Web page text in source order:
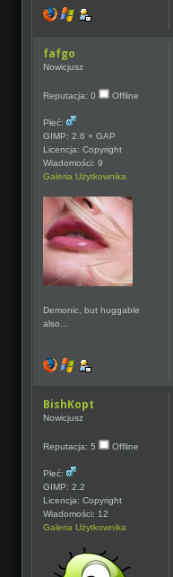
fafgo
Nowicjusz
Reputacja: 0 Offline
Płeć:
GIMP: 2.6 + GAP
Licencja: Copyright
Wiadomości: 9
Galeria Użytkownika
Demonic, but huggable
also...
BishKopt
Nowicjusz
Reputacja: 5 Offline
Płeć:
GIMP: 2.2
Licencja: Copyright
Wiadomości: 12
Galeria Użytkownika